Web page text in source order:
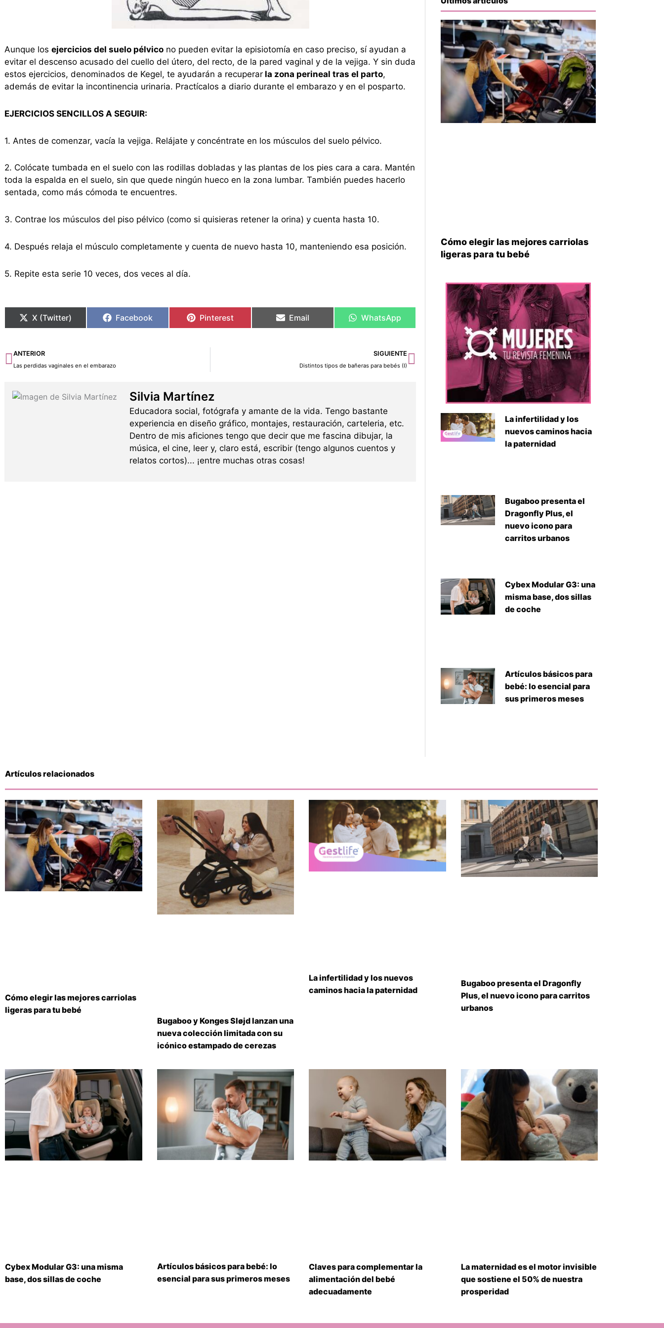
Aunque los ejercicios del suelo pélvicono pueden evitar la episiotomía en caso preciso, sí ayudan a
evitar el descenso acusado del cuello del útero, del recto, de la pared vaginal y de la vejiga. Y sin duda
estos ejercicios, denominados de Kegel, te ayudarán a recuperarla zona perineal tras el parto,
además de evitar la incontinencia urinaria. Practícalos a diario durante el embarazo y en el posparto.
EJERCICIOS SENCILLOS A SEGUIR:
1. Antes de comenzar, vacía la vejiga. Relájate y concéntrate en los músculos del suelo pélvico.
2. Colócate tumbada en el suelo con las rodillas dobladas y las plantas de los pies cara a cara. Mantén
toda la espalda en el suelo, sin que quede ningún hueco en la zona lumbar. También puedes hacerlo
sentada, como más cómoda te encuentres.
3. Contrae los músculos del piso pélvico (como si quisieras retener la orina) y cuenta hasta 10.
4. Después relaja el músculo completamente y cuenta de nuevo hasta 10, manteniendo esa posición.
5. Repite esta serie 10 veces, dos veces al día.
X (Twitter) Facebook Pinterest Email WhatsApp
Ant
ANTERIOR
Las perdidas vaginales en el embarazo
SIGUIENTE
Distintos tipos de bañeras para bebés (I)
Siguiente
Silvia Martínez
Educadora social, fotógrafa y amante de la vida. Tengo bastante
experiencia en diseño gráfico, montajes, restauración, carteleria, etc.
Dentro de mis aficiones tengo que decir que me fascina dibujar, la
música, el cine, leer y, claro está, escribir (tengo algunos cuentos y
relatos cortos)... ¡entre muchas otras cosas!
Cómo elegir las mejores carriolas
ligeras para tu bebé
La infertilidad y los
nuevos caminos hacia
la paternidad
Bugaboo presenta el
Dragonfly Plus, el
nuevo icono para
carritos urbanos
Cybex Modular G3: una
misma base, dos sillas
de coche
Artículos básicos para
bebé: lo esencial para
sus primeros meses
Artículos relacionados
Cómo elegir las mejores carriolas
ligeras para tu bebé
Bugaboo y Konges Sløjd lanzan una
nueva colección limitada con su
icónico estampado de cerezas
La infertilidad y los nuevos
caminos hacia la paternidad
Bugaboo presenta el Dragonfly
Plus, el nuevo icono para carritos
urbanos
Cybex Modular G3: una misma
base, dos sillas de coche
Artículos básicos para bebé: lo
esencial para sus primeros meses
Claves para complementar la
alimentación del bebé
adecuadamente
La maternidad es el motor invisible
que sostiene el 50% de nuestra
prosperidad